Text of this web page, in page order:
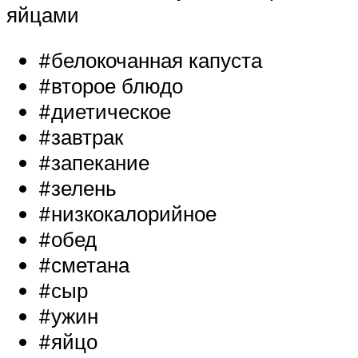
яйцами
#белокочанная капуста
#второе блюдо
#диетическое
#завтрак
#запекание
#зелень
#низкокалорийное
#обед
#сметана
#сыр
#ужин
#яйцо